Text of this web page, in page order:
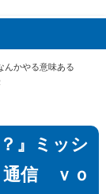
んかやる意味ある
』ミッシ
通信 ｖｏ